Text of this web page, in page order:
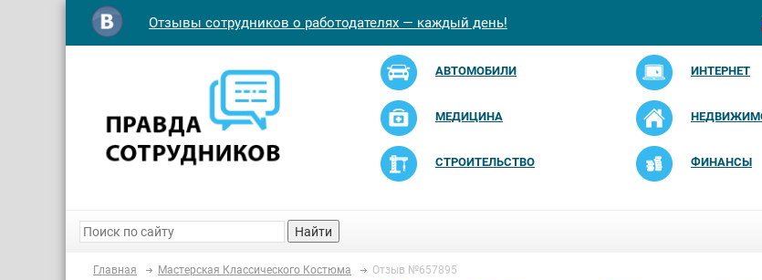
Отзывы сотрудников о работодателях — каждый день!
АВТОМОБИЛИ ИНТЕРНЕТ
МЕДИЦИНА
СТРОИТЕЛЬСТВО ФИНАНСЫ
Найти
Главная Мастерская Классического Костюма Отзыв №657895